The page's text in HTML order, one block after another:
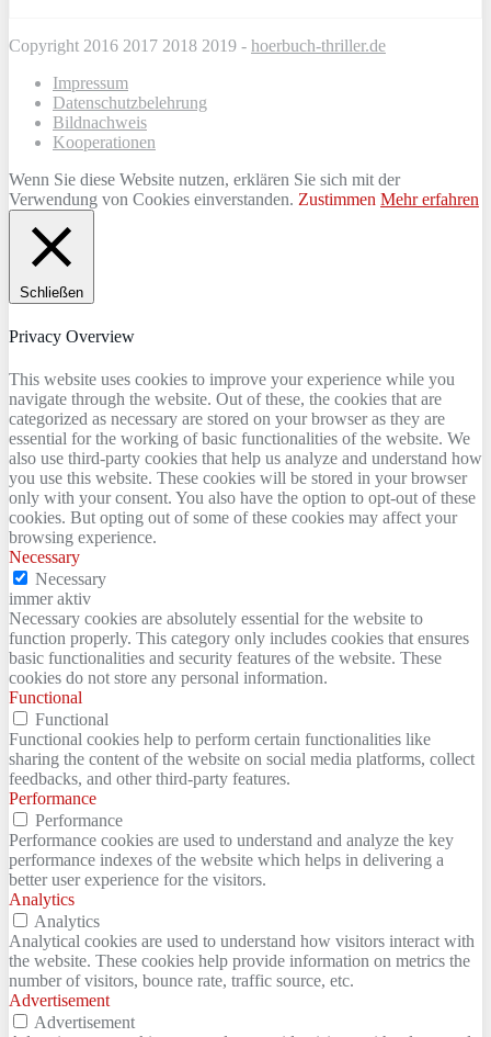
Copyright 2016 2017 2018 2019 - hoerbuch-thriller.de
Impressum
Datenschutzbelehrung
Bildnachweis
Kooperationen
Wenn Sie diese Website nutzen, erklären Sie sich mit der
Verwendung von Cookies einverstanden. Zustimmen Mehr erfahren
Schließen
Privacy Overview
This website uses cookies to improve your experience while you
navigate through the website. Out of these, the cookies that are
categorized as necessary are stored on your browser as they are
essential for the working of basic functionalities of the website. We
also use third-party cookies that help us analyze and understand how
you use this website. These cookies will be stored in your browser
only with your consent. You also have the option to opt-out of these
cookies. But opting out of some of these cookies may affect your
browsing experience.
Necessary
Necessary
immer aktiv
Necessary cookies are absolutely essential for the website to
function properly. This category only includes cookies that ensures
basic functionalities and security features of the website. These
cookies do not store any personal information.
Functional
Functional
Functional cookies help to perform certain functionalities like
sharing the content of the website on social media platforms, collect
feedbacks, and other third-party features.
Performance
Performance
Performance cookies are used to understand and analyze the key
performance indexes of the website which helps in delivering a
better user experience for the visitors.
Analytics
Analytics
Analytical cookies are used to understand how visitors interact with
the website. These cookies help provide information on metrics the
number of visitors, bounce rate, traffic source, etc.
Advertisement
Advertisement